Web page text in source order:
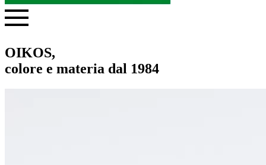
OIKOS,
colore e materia dal 1984